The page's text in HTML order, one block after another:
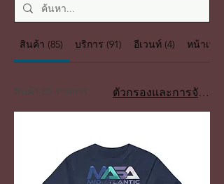
สินค้า (85) บริการ (91) อีเวนท์ (4) หน้าเพจ
สินค้า 85 รายการ ตัวกรองและการจัดเรียง